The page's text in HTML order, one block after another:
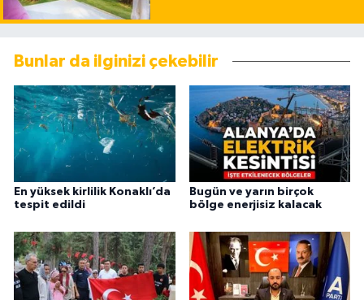
Bunlar da ilginizi çekebilir
En yüksek kirlilik Konaklı’da
tespit edildi
Bugün ve yarın birçok
bölge enerjisiz kalacak